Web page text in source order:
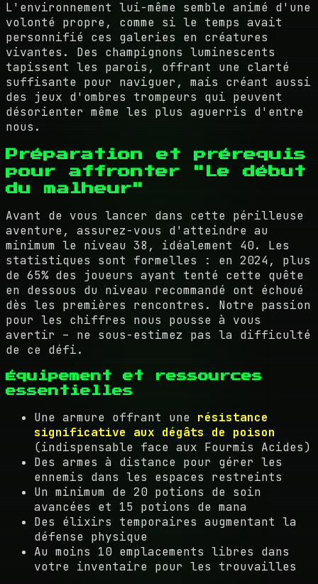
L'environnement lui-même semble animé d'une
volonté propre, comme si le temps avait
personnifié ces galeries en créatures
vivantes. Des champignons luminescents
tapissent les parois, offrant une clarté
suffisante pour naviguer, mais créant aussi
des jeux d'ombres trompeurs qui peuvent
désorienter même les plus aguerris d'entre
nous.
Préparation et prérequis
pour affronter "Le début
du malheur"
Avant de vous lancer dans cette périlleuse
aventure, assurez-vous d'atteindre au
minimum le niveau 38, idéalement 40. Les
statistiques sont formelles : en 2024, plus
de 65% des joueurs ayant tenté cette quête
en dessous du niveau recommandé ont échoué
dès les premières rencontres. Notre passion
pour les chiffres nous pousse à vous
avertir – ne sous-estimez pas la difficulté
de ce défi.
Équipement et ressources
essentielles
Une armure offrant une résistance
significative aux dégâts de poison
(indispensable face aux Fourmis Acides)
Des armes à distance pour gérer les
ennemis dans les espaces restreints
Un minimum de 20 potions de soin
avancées et 15 potions de mana
Des élixirs temporaires augmentant la
défense physique
Au moins 10 emplacements libres dans
votre inventaire pour les trouvailles